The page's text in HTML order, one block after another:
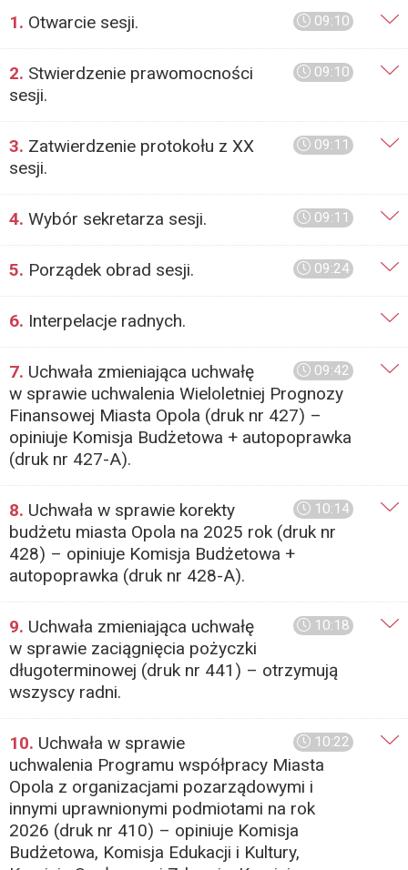
09:10
1. Otwarcie sesji.
09:10
2. Stwierdzenie prawomocności
sesji.
09:11
3. Zatwierdzenie protokołu z XX
sesji.
09:11
4. Wybór sekretarza sesji.
09:24
5. Porządek obrad sesji.
6. Interpelacje radnych.
09:42
7. Uchwała zmieniająca uchwałę
w sprawie uchwalenia Wieloletniej Prognozy
Finansowej Miasta Opola (druk nr 427) –
opiniuje Komisja Budżetowa + autopoprawka
(druk nr 427-A).
10:14
8. Uchwała w sprawie korekty
budżetu miasta Opola na 2025 rok (druk nr
428) – opiniuje Komisja Budżetowa +
autopoprawka (druk nr 428-A).
10:18
9. Uchwała zmieniająca uchwałę
w sprawie zaciągnięcia pożyczki
długoterminowej (druk nr 441) – otrzymują
wszyscy radni.
10:22
10. Uchwała w sprawie
uchwalenia Programu współpracy Miasta
Opola z organizacjami pozarządowymi i
innymi uprawnionymi podmiotami na rok
2026 (druk nr 410) – opiniuje Komisja
Budżetowa, Komisja Edukacji i Kultury,